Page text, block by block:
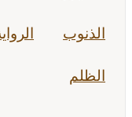
الذنوب الرواية
الظلم